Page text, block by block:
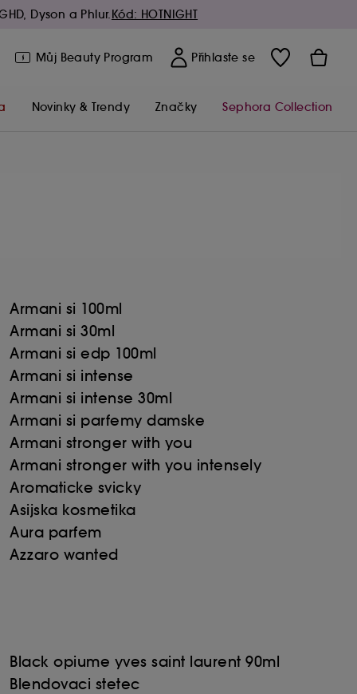
Dyson a Phlur.Kód: HOTNIGHT
Můj Beauty Program Přihlaste se
Novinky & Trendy Značky Sephora Collection
Armani si 100ml
Armani si 30ml
Armani si edp 100ml
Armani si intense
Armani si intense 30ml
Armani si parfemy damske
Armani stronger with you
Armani stronger with you intensely
Aromaticke svicky
Asijska kosmetika
Aura parfem
Azzaro wanted
Black opiume yves saint laurent 90ml
Blendovaci stetec